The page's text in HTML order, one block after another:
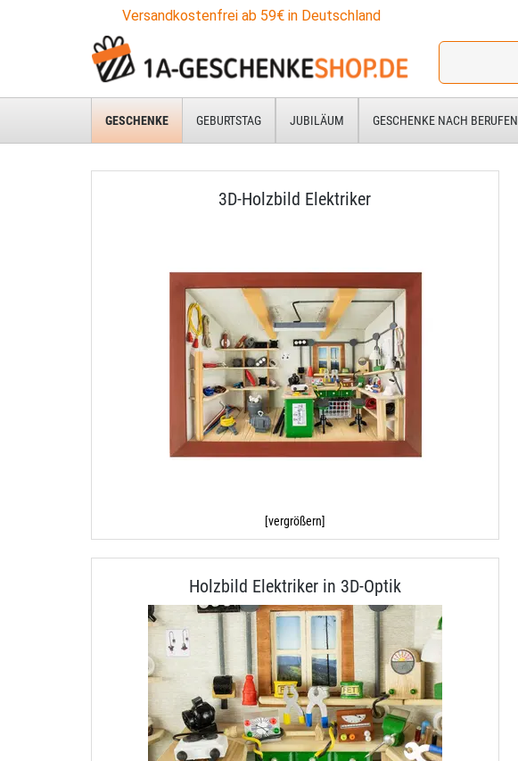
Versandkostenfrei ab 59€ in Deutschland
Ich
für:
GESCHENKE GEBURTSTAG JUBILÄUM GESCHENKE NACH BERUFEN
3D-Holzbild Elektriker
[vergrößern]
Holzbild Elektriker in 3D-Optik